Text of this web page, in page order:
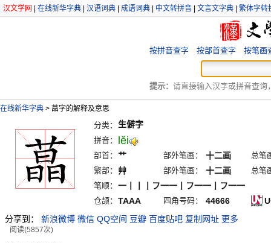
汉文学网 在线新华字典 汉语词典 成语词典 中文转拼音 文言文字典 繁体字转
按拼音查字 按部首查字 按笔画
提示： 请直接输入汉字或拼音查询
在线新华字典 > 蕌字的解释及意思
分类： 生僻字
拼音： lĕi
部首： 艹 部外笔画： 十二画
总笔
繁部：
艸 部外笔画： 十二画
总笔
笔顺： 一丨丨丨フ一一丨フ一一丨フ一一
仓颉： TAAA 四角号码： 44666
分享到：
新浪微博 微信 QQ空间 豆瓣 百度贴吧 复制网址 更多
阅读(5857次)